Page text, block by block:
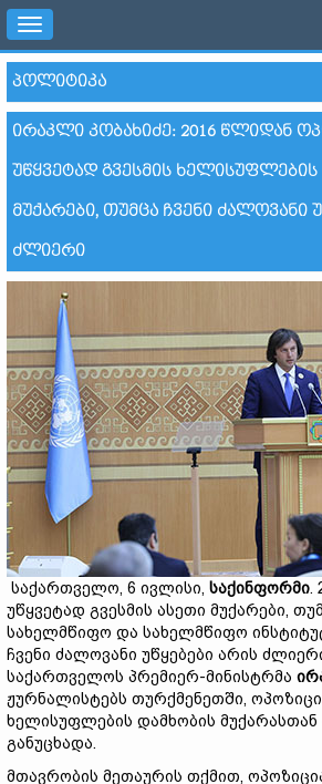
Toggle
navigation
ᲞᲝᲚᲘᲢᲘᲙᲐ
ᲘᲠᲐᲙᲚᲘ ᲙᲝᲑᲐᲮᲘᲫᲔ: 2016 ᲬᲚᲘᲓᲐᲜ
ᲣᲬᲧᲕᲔᲢᲐᲓ ᲒᲕᲔᲡᲛᲘᲡ ᲮᲔᲚᲘᲡᲣᲤᲚᲔᲑᲘᲡ
ᲛᲣᲥᲐᲠᲔᲑᲘ, ᲗᲣᲛᲪᲐ ᲩᲕᲔᲜᲘ ᲫᲐᲚᲝᲕᲐᲜᲘ
ᲫᲚᲘᲔᲠᲘ
საქართველო, 6 ივლისი, საქინფორმი.
უწყვეტად გვესმის ასეთი მუქარები,
სახელმწიფო და სახელმწიფო
ჩვენი ძალოვანი უწყებები არის
საქართველოს პრემიერ-მინისტრმა
ჟურნალისტებს თურქმენეთში,
ხელისუფლების დამხობის მუქარასთან
განუცხადა.
მთავრობის მეთაურის თქმით,